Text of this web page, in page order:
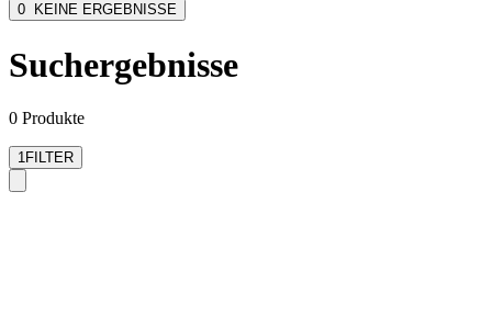
0 KEINE ERGEBNISSE
Suchergebnisse
0 Produkte
1FILTER